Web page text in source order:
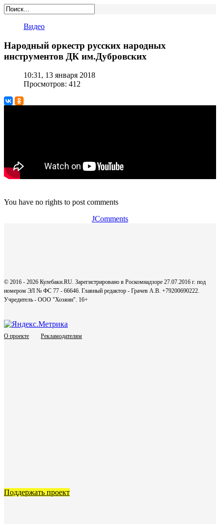
Видео
Народный оркестр русских народных
инструментов ДК им.Дубровских
10:31, 13 января 2018
Просмотров: 412
You have no rights to post comments
JComments
© 2016 - 2026 Кулебаки.RU. Зарегистрировано в Роскомнадзоре 27.07.2016 г. под
номером ЭЛ № ФС 77 - 66646. Главный редактор - Грачев А.В. +79200690222.
Учредитель - ООО "Хозяин". 16+
О проекте Рекламодателям
Поддержать проект